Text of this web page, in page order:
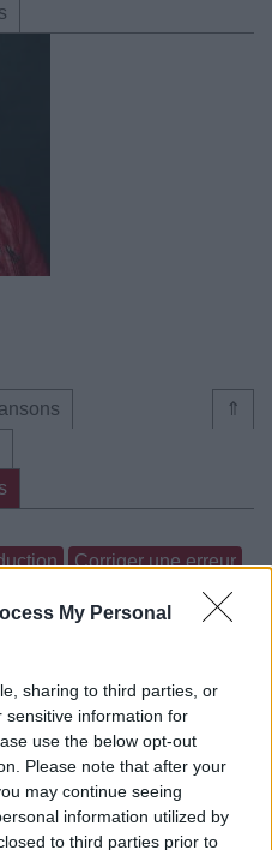
My Personal
sharing to third parties, or
sensitive information for
use the below opt-out
Please note that after your
may continue seeing
information utilized by
to third parties prior to
⇑
Corriger une erreur